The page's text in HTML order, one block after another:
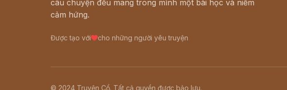
câu chuyện đều mang trong mình một bài học và niềm
cảm hứng.
Được tạo với cho những người yêu truyện
© 2024 Truyện Cổ. Tất cả quyền được bảo lưu.